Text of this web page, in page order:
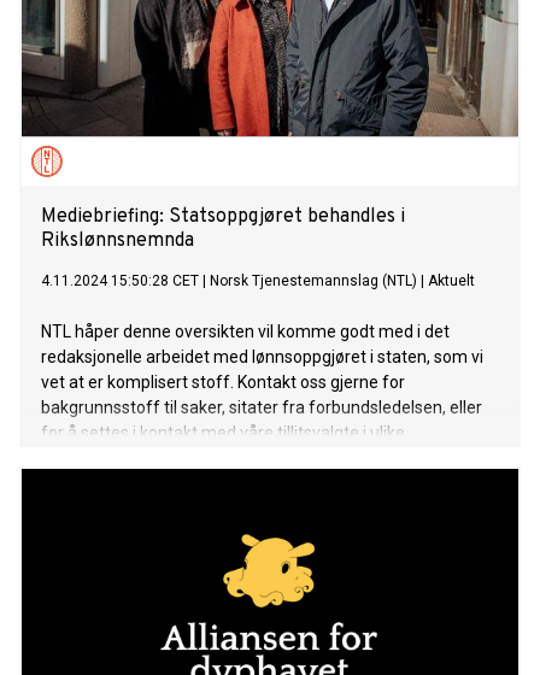
Mediebriefing: Statsoppgjøret behandles i
Rikslønnsnemnda
4.11.2024 15:50:28 CET Norsk Tjenestemannslag (NTL) Aktuelt
NTL håper denne oversikten vil komme godt med i det
redaksjonelle arbeidet med lønnsoppgjøret i staten, som vi
vet at er komplisert stoff. Kontakt oss gjerne for
bakgrunnsstoff til saker, sitater fra forbundsledelsen, eller
for å settes i kontakt med våre tillitsvalgte i ulike